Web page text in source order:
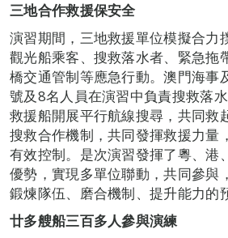
三地合作救援保安全
演習期間，三地救援單位模擬合力
觀光船乘客、搜救落水者、緊急拖
橋交通管制等應急行動。澳門海事
號及8名人員在演習中負責搜救落
救援船開展平行航線搜尋，共同救
搜救合作機制，共同發揮救援力量
有效控制。是次演習發揮了粵、港
優勢，實現多單位聯動，共同參與
鍛煉隊伍、磨合機制、提升能力的
廿多艘船三百多人參與演練